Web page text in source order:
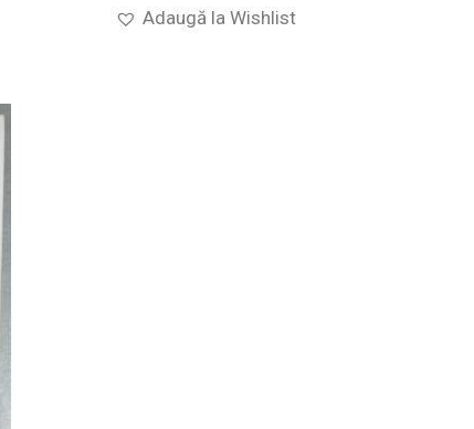
Adaugă la Wishlist